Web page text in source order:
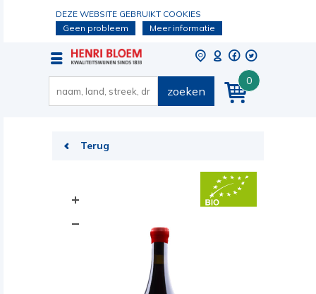
DEZE WEBSITE GEBRUIKT COOKIES
Geen probleem
Meer informatie
0
zoeken
Terug